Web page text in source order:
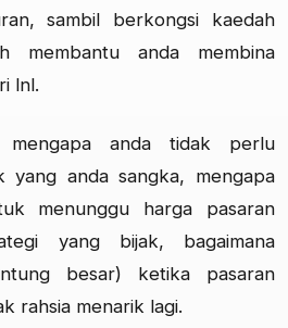
sambil berkongsi kaedah
membantu anda membina
lnl.
anda tidak perlu
yang anda sangka, mengapa
menunggu harga pasaran
yang bijak, bagaimana
besar) ketika pasaran
rahsia menarik lagi.